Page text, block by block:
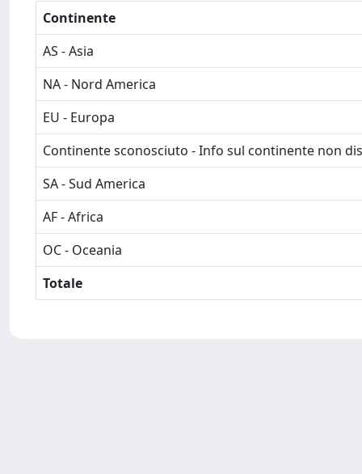
Continente
AS - Asia
NA - Nord America
EU - Europa
Continente sconosciuto - Info sul continente non
SA - Sud America
AF - Africa
OC - Oceania
Totale